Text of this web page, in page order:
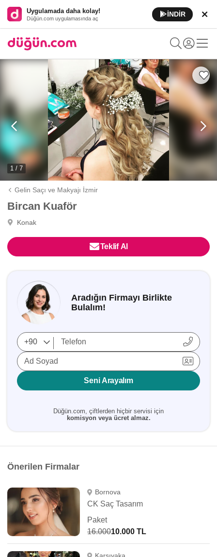
Uygulamada daha kolay!
Düğün.com uygulamasında aç
İNDİR
1 / 7
Gelin Saçı ve Makyajı İzmir
Bircan Kuaför
Konak
Teklif Al
Aradığın Firmayı Birlikte
Bulalım!
Ad Soyad
Seni Arayalım
Düğün.com, çiftlerden hiçbir servisi için
komisyon veya ücret almaz.
Önerilen Firmalar
Bornova
CK Saç Tasarım
Paket
16.00010.000 TL